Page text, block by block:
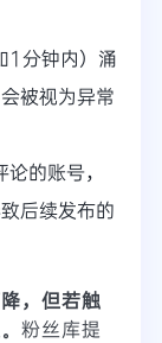
1分钟内）涌
被视为异常
的账号，
后续发布的
，但若触
粉丝库提